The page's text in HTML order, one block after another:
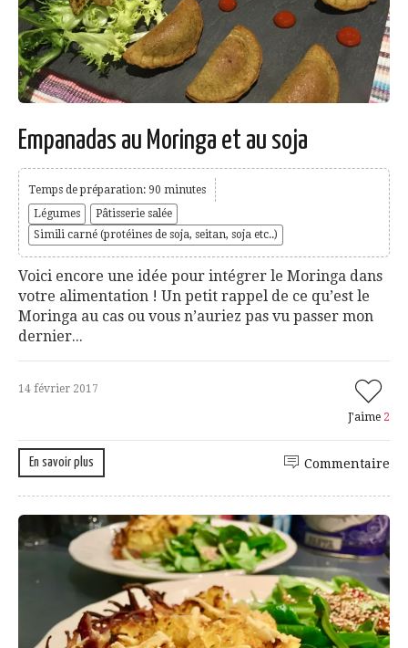
Empanadas au Moringa et au soja
Temps de préparation: 90 minutes
Légumes
Pâtisserie salée
Simili carné (protéines de soja, seitan, soja etc..)
Voici encore une idée pour intégrer le Moringa dans
votre alimentation ! Un petit rappel de ce qu’est le
Moringa au cas ou vous n’auriez pas vu passer mon
dernier...
14 février 2017
J'aime 2
En savoir plus Commentaire